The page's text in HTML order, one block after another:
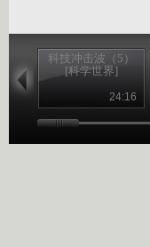
科技冲击波（5）
[科学世界]
24:16